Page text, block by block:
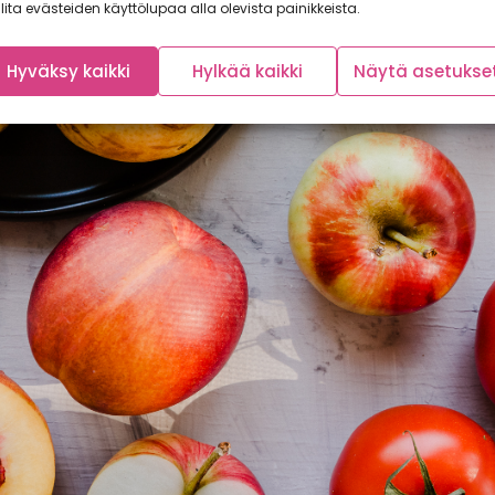
evästeiden käyttölupaa alla olevista painikkeista.
Hyväksy kaikki Hylkää kaikki Näytä